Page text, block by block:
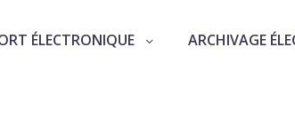
ÉLECTRONIQUE ARCHIVAGE